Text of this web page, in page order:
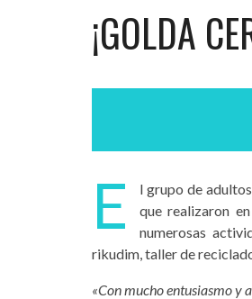
¡GOLDA
E
l grupo de
que realizaron
numerosas
rikudim, taller de
«Con mucho entusiasmo y